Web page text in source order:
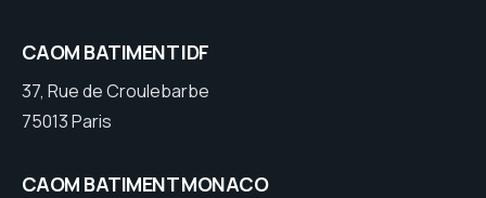
CAOM BATIMENT IDF
37, Rue de Croulebarbe
75013 Paris
CAOM BATIMENT MONACO